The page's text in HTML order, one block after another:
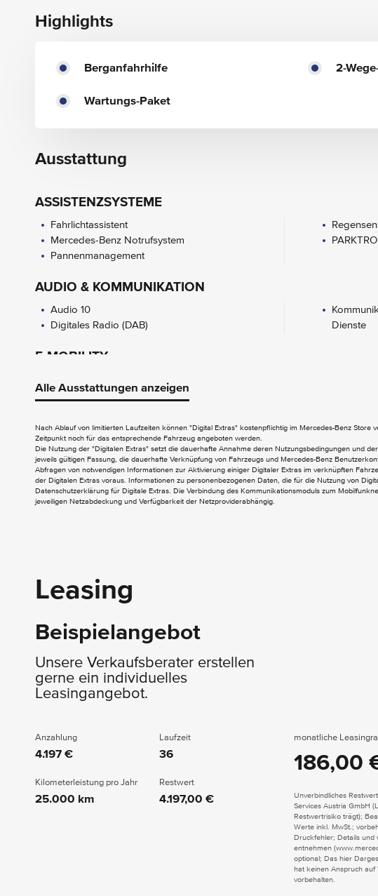
Highlights
Berganfahrhilfe 2-
Wartungs-Paket
Ausstattung
ASSISTENZSYSTEME
Fahrlichtassistent
Mercedes-Benz Notrufsystem
Pannenmanagement
AUDIO & KOMMUNIKATION
Audio 10
Digitales Radio (DAB)
Dienste
E-MOBILITY
Aussenspiegel heizbar und elektrisch
verstellbar
Alle Ausstattungen anzeigen
Nach Ablauf von limitierten Laufzeiten können "Digital Extras" kostenpflichtig im Mercedes-Benz Store
Zeitpunkt noch für das entsprechende Fahrzeug angeboten werden.
Die Nutzung der "Digitalen Extras" setzt die dauerhafte Annahme deren Nutzungsbedingungen und
jeweils gültigen Fassung, die dauerhafte Verknüpfung von Fahrzeugs und Mercedes-Benz
Abfragen von notwendigen Informationen zur Aktivierung einiger Digitaler Extras im verknüpften
der Digitalen Extras voraus. Informationen zu personenbezogenen Daten, die für die Nutzung von
Datenschutzerklärung für Digitale Extras. Die Verbindung des Kommunikationsmoduls zum
jeweiligen Netzabdeckung und Verfügbarkeit der Netzproviderabhängig.
Leasing
Beispielangebot
Unsere Verkaufsberater erstellen
gerne ein individuelles
Leasingangebot.
Anzahlung
4.197 €
Laufzeit
36
Kilometerleistung pro Jahr
25.000 km
Restwert
4.197,00 €
monatliche
186,00
Unverbindliches
Services Austria GmbH
Restwertrisiko trägt);
Werte inkl. MwSt.;
Druckfehler; Details und
entnehmen
optional; Das hier
hat keinen Anspruch auf
vorbehalten.